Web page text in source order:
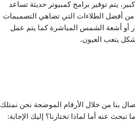
يتم توفير برامج كمبيوتر حديثة تساعد
أفضل الطلاءات التي تضاهي التصميمات
أو أشعة الشمس المباشرة كما يتم عمل
يتعب العيون.
من خلال الأرقام الموضحة نحن نمتلك
عنه أما لماذا تختارنا؟ إليك الإجابة: